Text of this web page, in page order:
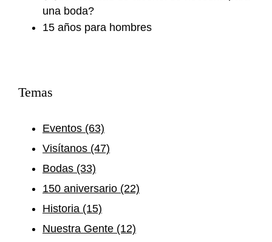
una boda?
15 años para hombres
Temas
Eventos (63)
Visítanos (47)
Bodas (33)
150 aniversario (22)
Historia (15)
Nuestra Gente (12)